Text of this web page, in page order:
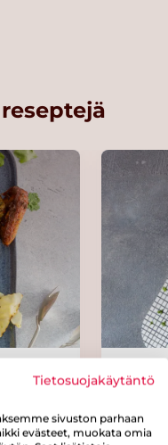
Tietosuojakäytäntö
sivuston parhaan
evästeet, muokata omia